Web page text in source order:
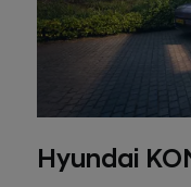
Hyundai